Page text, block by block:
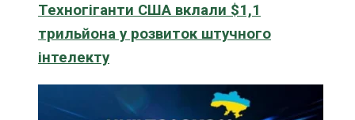
Техногіганти США вклали $1,1
трильйона у розвиток штучного
інтелекту